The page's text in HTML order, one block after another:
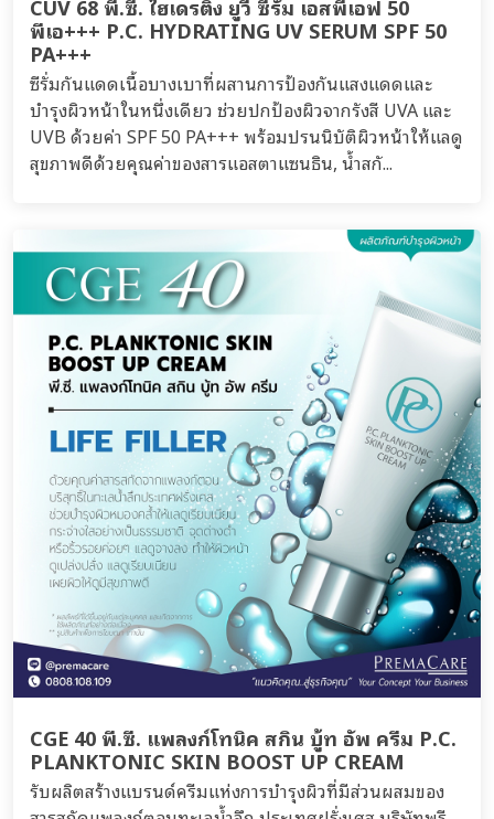
พีเอ+++ P.C. HYDRATING UV SERUM SPF 50
PA+++
ซีรั่มกันแดดเนื้อบางเบาที่ผสานการป้องกันแสงแดดและ
บำรุงผิวหน้าในหนึ่งเดียว ช่วยปกป้องผิวจากรังสี UVA และ
UVB ด้วยค่า SPF 50 PA+++ พร้อมปรนนิบัติผิวหน้าให้แลดู
สุขภาพดีด้วยคุณค่าของสารแอสตาแซนธิน, น้ำสกั...
CGE 40 พี.ซี. แพลงก์โทนิค สกิน บู้ท อัพ ครีม P.C.
PLANKTONIC SKIN BOOST UP CREAM
รับผลิตสร้างแบรนด์ครีมแห่งการบำรุงผิวที่มีส่วนผสมของ